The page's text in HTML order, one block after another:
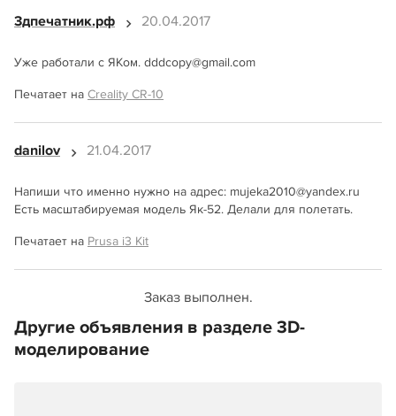
3дпечатник.рф 20.04.2017
Уже работали с ЯКом. dddcopy@gmail.com
Печатает на Creality CR-10
danilov 21.04.2017
Напиши что именно нужно на адрес: mujeka2010@yandex.ru
Есть масштабируемая модель Як-52. Делали для полетать.
Печатает на Prusa i3 Kit
Заказ выполнен.
Другие объявления в разделе 3D-
моделирование